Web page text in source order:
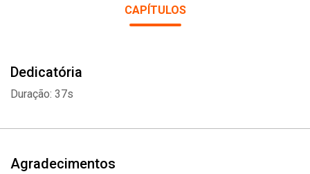
CAPÍTULOS
Dedicatória
Duração: 37s
Agradecimentos